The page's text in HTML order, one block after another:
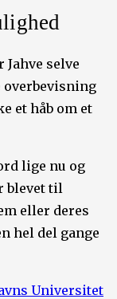
selve
overbevisning
et håb om et
lige nu og
blevet til
eller deres
hel del gange
Universitet